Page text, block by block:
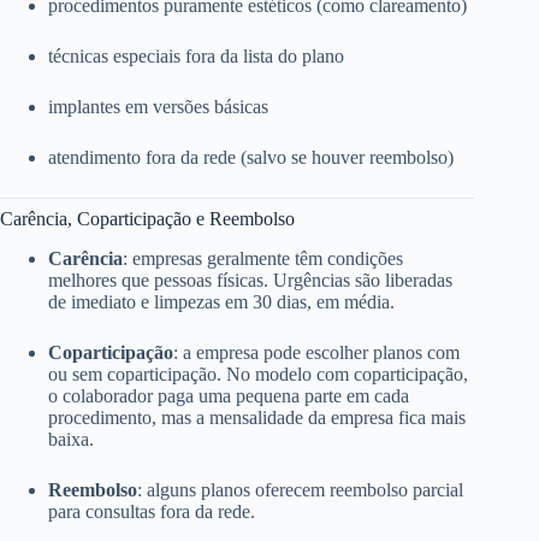
procedimentos puramente estéticos (como clareamento)
técnicas especiais fora da lista do plano
implantes em versões básicas
atendimento fora da rede (salvo se houver reembolso)
Carência, Coparticipação e Reembolso
Carência: empresas geralmente têm condições
melhores que pessoas físicas. Urgências são liberadas
de imediato e limpezas em 30 dias, em média.
Coparticipação: a empresa pode escolher planos com
ou sem coparticipação. No modelo com coparticipação,
o colaborador paga uma pequena parte em cada
procedimento, mas a mensalidade da empresa fica mais
baixa.
Reembolso: alguns planos oferecem reembolso parcial
para consultas fora da rede.